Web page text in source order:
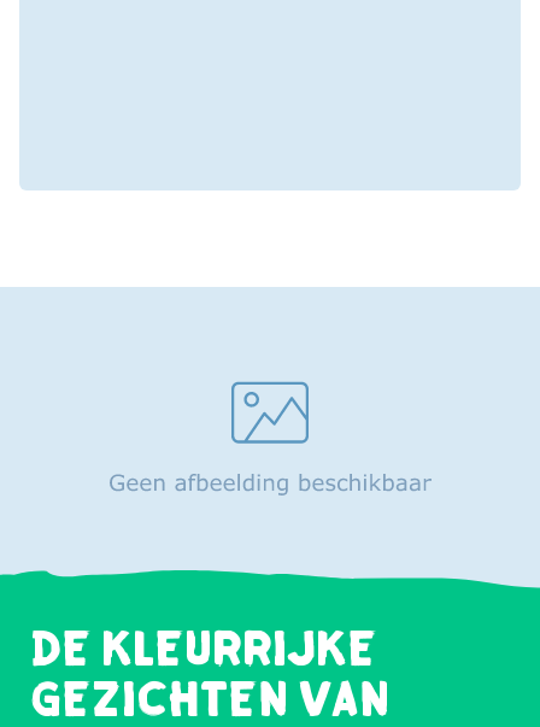
DE KLEURRIJKE
GEZICHTEN VAN